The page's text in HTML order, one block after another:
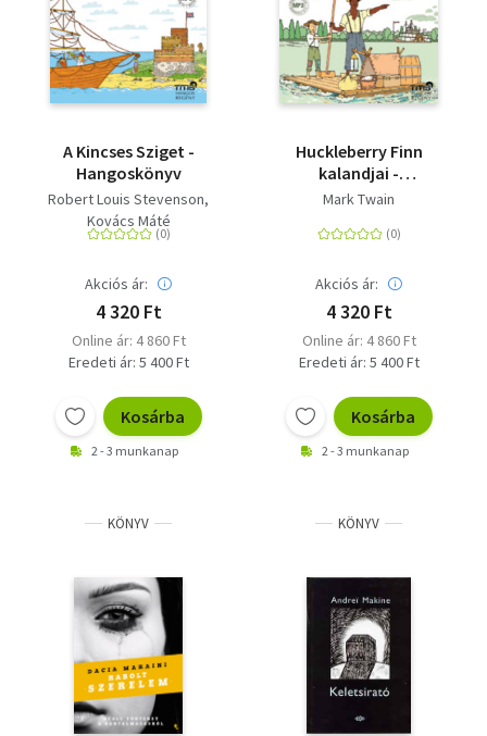
A Kincses Sziget -
Hangoskönyv
Robert Louis Stevenson
Kovács Máté
Akciós ár:
4 320 Ft
Online ár: 4 860 Ft
Eredeti ár: 5 400 Ft
Kosárba
2 - 3 munkanap
Huckleberry Finn
kalandjai -
Hangoskönyv
Mark Twain
Akciós ár:
4 320 Ft
Online ár: 4 860 Ft
Eredeti ár: 5 400 Ft
Kosárba
2 - 3 munkanap
KÖNYV KÖNYV